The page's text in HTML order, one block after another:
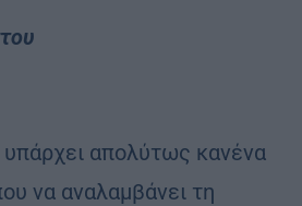
υπάρχει απολύτως κανένα
να αναλαμβάνει τη